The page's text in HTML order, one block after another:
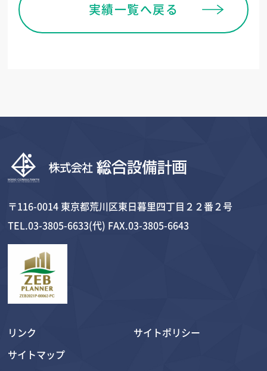
実績一覧へ戻る
〒116-0014 東京都荒川区東日暮里四丁目２２番２号
TEL.03-3805-6633(代) FAX.03-3805-6643
リンク
サイトポリシー
サイトマップ